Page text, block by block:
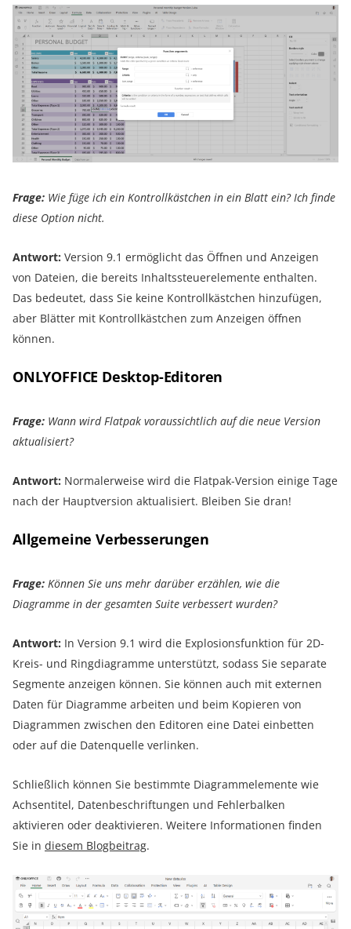
Frage: Wie füge ich ein Kontrollkästchen in ein Blatt ein? Ich finde
diese Option nicht.
Antwort: Version 9.1 ermöglicht das Öffnen und Anzeigen
von Dateien, die bereits Inhaltssteuerelemente enthalten.
Das bedeutet, dass Sie keine Kontrollkästchen hinzufügen,
aber Blätter mit Kontrollkästchen zum Anzeigen öffnen
können.
ONLYOFFICE Desktop-Editoren
Frage: Wann wird Flatpak voraussichtlich auf die neue Version
aktualisiert?
Antwort: Normalerweise wird die Flatpak-Version einige Tage
nach der Hauptversion aktualisiert. Bleiben Sie dran!
Allgemeine Verbesserungen
Frage: Können Sie uns mehr darüber erzählen, wie die
Diagramme in der gesamten Suite verbessert wurden?
Antwort: In Version 9.1 wird die Explosionsfunktion für 2D-
Kreis- und Ringdiagramme unterstützt, sodass Sie separate
Segmente anzeigen können. Sie können auch mit externen
Daten für Diagramme arbeiten und beim Kopieren von
Diagrammen zwischen den Editoren eine Datei einbetten
oder auf die Datenquelle verlinken.
Schließlich können Sie bestimmte Diagrammelemente wie
Achsentitel, Datenbeschriftungen und Fehlerbalken
aktivieren oder deaktivieren. Weitere Informationen finden
Sie in diesem Blogbeitrag.